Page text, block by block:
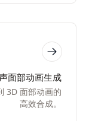
面部动画生成
3D 面部动画的
高效合成。